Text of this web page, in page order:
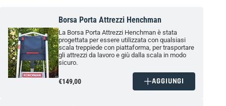
Borsa Porta Attrezzi Henchman
La Borsa Porta Attrezzi Henchman è stata
progettata per essere utilizzata con qualsiasi
scala treppiede con piattaforma, per trasportare
gli attrezzi da lavoro e giù dalla scala in modo
sicuro.
€149,00 AGGIUNGI